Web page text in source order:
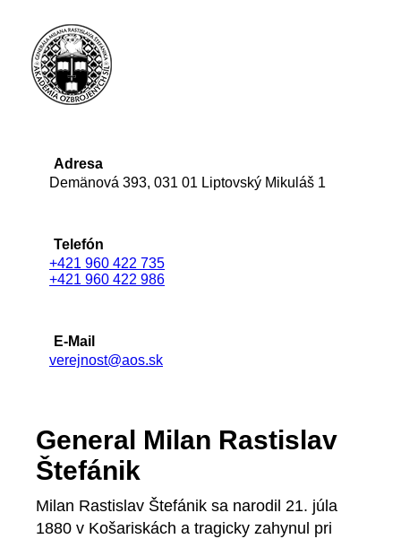
Adresa
Demänová 393, 031 01 Liptovský Mikuláš 1
Telefón
+421 960 422 735
+421 960 422 986
E-Mail
verejnost@aos.sk
General Milan Rastislav
Štefánik
Milan Rastislav Štefánik sa narodil 21. júla
1880 v Košariskách a tragicky zahynul pri